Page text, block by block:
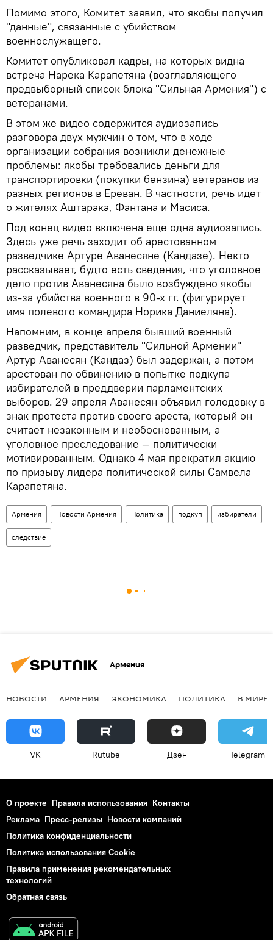
Помимо этого, Комитет заявил, что якобы получил
"данные", связанные с убийством
военнослужащего.
Комитет опубликовал кадры, на которых видна
встреча Нарека Карапетяна (возглавляющего
предвыборный список блока "Сильная Армения") с
ветеранами.
В этом же видео содержится аудиозапись
разговора двух мужчин о том, что в ходе
организации собрания возникли денежные
проблемы: якобы требовались деньги для
транспортировки (покупки бензина) ветеранов из
разных регионов в Ереван. В частности, речь идет
о жителях Аштарака, Фантана и Масиса.
Под конец видео включена еще одна аудиозапись.
Здесь уже речь заходит об арестованном
разведчике Артуре Аванесяне (Кандазе). Некто
рассказывает, будто есть сведения, что уголовное
дело против Аванесяна было возбуждено якобы
из-за убийства военного в 90-х гг. (фигурирует
имя полевого командира Норика Даниеляна).
Напомним, в конце апреля бывший военный
разведчик, представитель "Сильной Армении"
Артур Аванесян (Кандаз) был задержан, а потом
арестован по обвинению в попытке подкупа
избирателей в преддверии парламентских
выборов. 29 апреля Аванесян объявил голодовку в
знак протеста против своего ареста, который он
считает незаконным и необоснованным, а
уголовное преследование — политически
мотивированным. Однако 4 мая прекратил акцию
по призыву лидера политической силы Самвела
Карапетяна.
Армения Новости Армения Политика подкуп избиратели
следствие
Армения
НОВОСТИ АРМЕНИЯ ЭКОНОМИКА ПОЛИТИКА В МИРЕ
VK Rutube Дзен Telegram
О проекте Правила использования Контакты
Реклама Пресс-релизы Новости компаний
Политика конфиденциальности
Политика использования Cookie
Правила применения рекомендательных
технологий
Обратная связь